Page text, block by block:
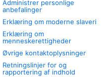
Administrer personlige
anbefalinger
Erklæring om moderne slaveri
Erklæring om
menneskerettigheder
Øvrige kontaktoplysninger
Retningslinjer for og
rapportering af indhold